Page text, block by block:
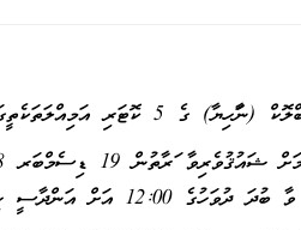
ފަރާތެއް ބޭނުންވެއްޖެ